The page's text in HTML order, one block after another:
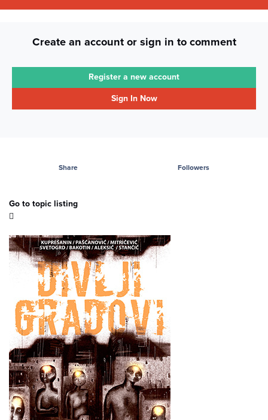
Create an account or sign in to comment
Register a new account
Sign In Now
Share Followers
Go to topic listing